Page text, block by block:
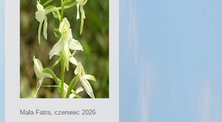
Mała Fatra, czerwiec 2026